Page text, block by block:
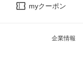
myクーポン
企業情報